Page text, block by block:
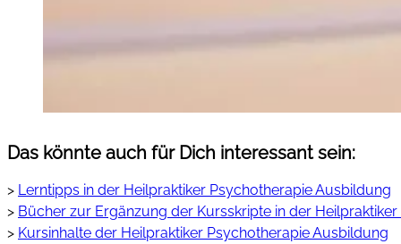
Das könnte auch für Dich interessant sein:
> Lerntipps in der Heilpraktiker Psychotherapie Ausbildung
> Bücher zur Ergänzung der Kursskripte in der
> Kursinhalte der Heilpraktiker Psychotherapie Ausbildung